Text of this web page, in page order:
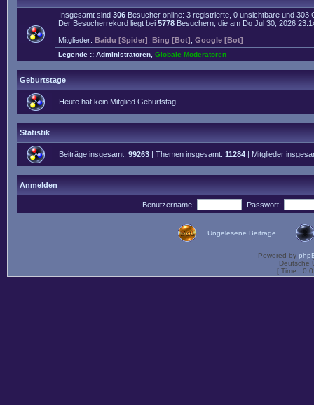
Insgesamt sind 306 Besucher online: 3 registrierte, 0 unsichtbare und
Der Besucherrekord liegt bei 5778 Besuchern, die am Do Jul 30, 2026
Mitglieder: Baidu [Spider] Bing [Bot] Google [Bot]
Legende :: Administratoren Globale Moderatoren
Geburtstage
Heute hat kein Mitglied Geburtstag
Statistik
Beiträge insgesamt: 99263 | Themen insgesamt: 11284 | Mitglieder
Anmelden
Benutzername: Passwort:
Ungelesene Beiträge
Powered by
Deutsche
[ Time :